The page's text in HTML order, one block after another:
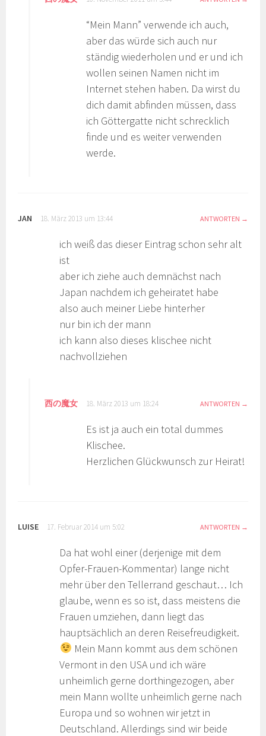
“Mein Mann” verwende ich auch,
aber das würde sich auch nur
ständig wiederholen und er und ich
wollen seinen Namen nicht im
Internet stehen haben. Da wirst du
dich damit abfinden müssen, dass
ich Göttergatte nicht schrecklich
finde und es weiter verwenden
werde.
JAN 18. März 2013 um 13:44 ANTWORTEN
ich weiß das dieser Eintrag schon sehr alt
ist
aber ich ziehe auch demnächst nach
Japan nachdem ich geheiratet habe
also auch meiner Liebe hinterher
nur bin ich der mann
ich kann also dieses klischee nicht
nachvollziehen
西の魔女 18. März 2013 um 18:24 ANTWORTEN
Es ist ja auch ein total dummes
Klischee.
Herzlichen Glückwunsch zur Heirat!
LUISE 17. Februar 2014 um 5:02 ANTWORTEN
Da hat wohl einer (derjenige mit dem
Opfer-Frauen-Kommentar) lange nicht
mehr über den Tellerrand geschaut… Ich
glaube, wenn es so ist, dass meistens die
Frauen umziehen, dann liegt das
hauptsächlich an deren Reisefreudigkeit.
Mein Mann kommt aus dem schönen
Vermont in den USA und ich wäre
unheimlich gerne dorthingezogen, aber
mein Mann wollte unheimlich gerne nach
Europa und so wohnen wir jetzt in
Deutschland. Allerdings sind wir beide